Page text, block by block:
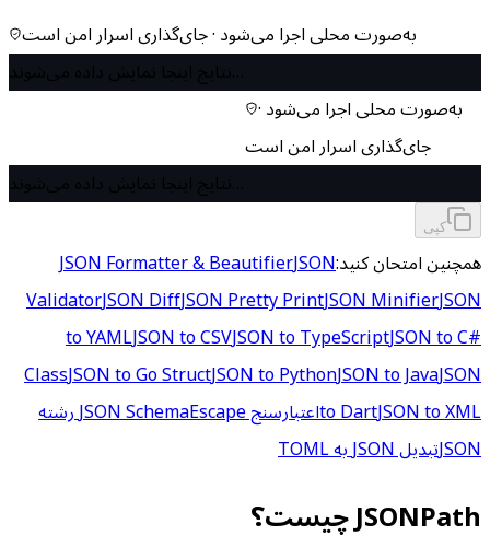
به‌صورت محلی اجرا می‌شود · جای‌گذاری اسرار امن است
به‌صورت محلی اجرا می‌شود ·
جای‌گذاری اسرار امن است
کپی
همچنین امتحان کنید: JSON Formatter & BeautifierJSON
ValidatorJSON DiffJSON Pretty PrintJSON MinifierJSON
to YAMLJSON to CSVJSON to TypeScriptJSON to C#
ClassJSON to Go StructJSON to PythonJSON to JavaJSON
to DartJSON to XML اعتبارسنج JSON Schema
Escape رشته
JSONتبدیل JSON به TOML
JSONPath چیست؟